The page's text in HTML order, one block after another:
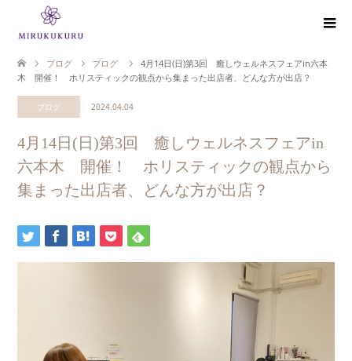
ブログ ブログ
4月14日(日)第3回 癒しウェルネスフェアin六本
木 開催！ ホリスティックの観点から集まった出店者、どんな方が出店？
ブログ 2024.04.04
4月14日(日)第3回 癒しウェルネスフェアin
六本木 開催！ ホリスティックの観点から
集まった出店者、どんな方が出店？